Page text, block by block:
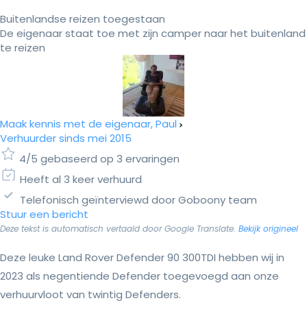
Buitenlandse reizen toegestaan
De eigenaar staat toe met zijn camper naar het buitenland
te reizen
Maak kennis met de eigenaar, Paul
Verhuurder sinds mei 2015
4/5 gebaseerd op 3 ervaringen
Heeft al 3 keer verhuurd
Telefonisch geïnterviewd door Goboony team
Stuur een bericht
Deze tekst is automatisch vertaald door Google Translate. Bekijk origineel
Deze leuke Land Rover Defender 90 300TDI hebben wij in
2023 als negentiende Defender toegevoegd aan onze
verhuurvloot van twintig Defenders.